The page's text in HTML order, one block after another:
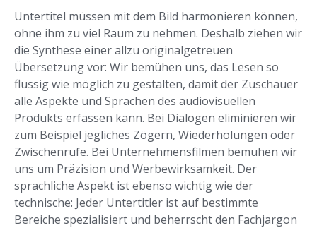
Untertitel müssen mit dem Bild harmonieren können,
ohne ihm zu viel Raum zu nehmen. Deshalb ziehen wir
die Synthese einer allzu originalgetreuen
Übersetzung vor: Wir bemühen uns, das Lesen so
flüssig wie möglich zu gestalten, damit der Zuschauer
alle Aspekte und Sprachen des audiovisuellen
Produkts erfassen kann. Bei Dialogen eliminieren wir
zum Beispiel jegliches Zögern, Wiederholungen oder
Zwischenrufe. Bei Unternehmensfilmen bemühen wir
uns um Präzision und Werbewirksamkeit. Der
sprachliche Aspekt ist ebenso wichtig wie der
technische: Jeder Untertitler ist auf bestimmte
Bereiche spezialisiert und beherrscht den Fachjargon